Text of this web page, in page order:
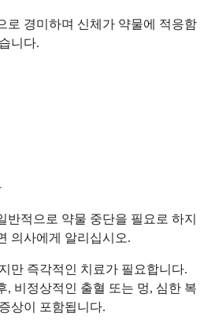
로 경미하며 신체가 약물에 적응함
니다.
반적으로 약물 중단을 필요로 하지
의사에게 알리십시오.
만 즉각적인 치료가 필요합니다.
, 비정상적인 출혈 또는 멍, 심한 복
상이 포함됩니다.